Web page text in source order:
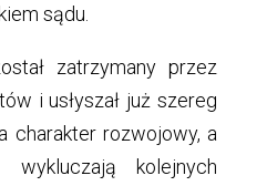
sądu.
zatrzymany przez
i usłyszał już szereg
charakter rozwojowy, a
wykluczają kolejnych